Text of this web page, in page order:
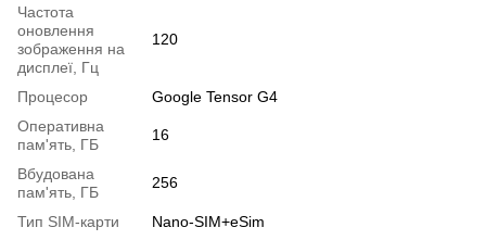
Частота
оновлення
зображення на
дисплеї, Гц
120
Процесор
Google Tensor G4
Оперативна
пам'ять, ГБ
16
Вбудована
пам'ять, ГБ
256
Тип SIM-карти
Nano-SIM+eSim